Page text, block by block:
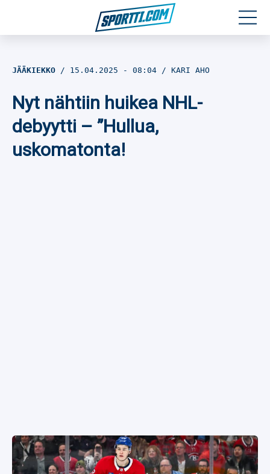
Jalkapallo
Yleisurheilu
JÄÄKIEKKO 15.04.2025 - 08:04 KARI AHO
Nyt nähtiin huikea NHL-
debyytti – ”Hullua,
uskomatonta!